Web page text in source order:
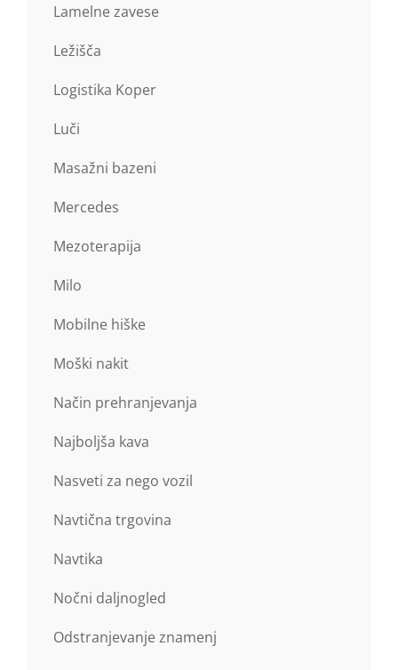
Lamelne zavese
Ležišča
Logistika Koper
Luči
Masažni bazeni
Mercedes
Mezoterapija
Milo
Mobilne hiške
Moški nakit
Način prehranjevanja
Najboljša kava
Nasveti za nego vozil
Navtična trgovina
Navtika
Nočni daljnogled
Odstranjevanje znamenj